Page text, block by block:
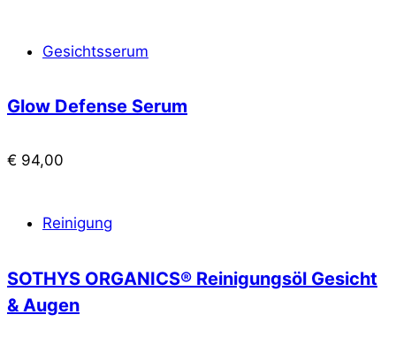
Gesichtsserum
Glow Defense Serum
€ 94,00
Reinigung
SOTHYS ORGANICS® Reinigungsöl Gesicht
& Augen